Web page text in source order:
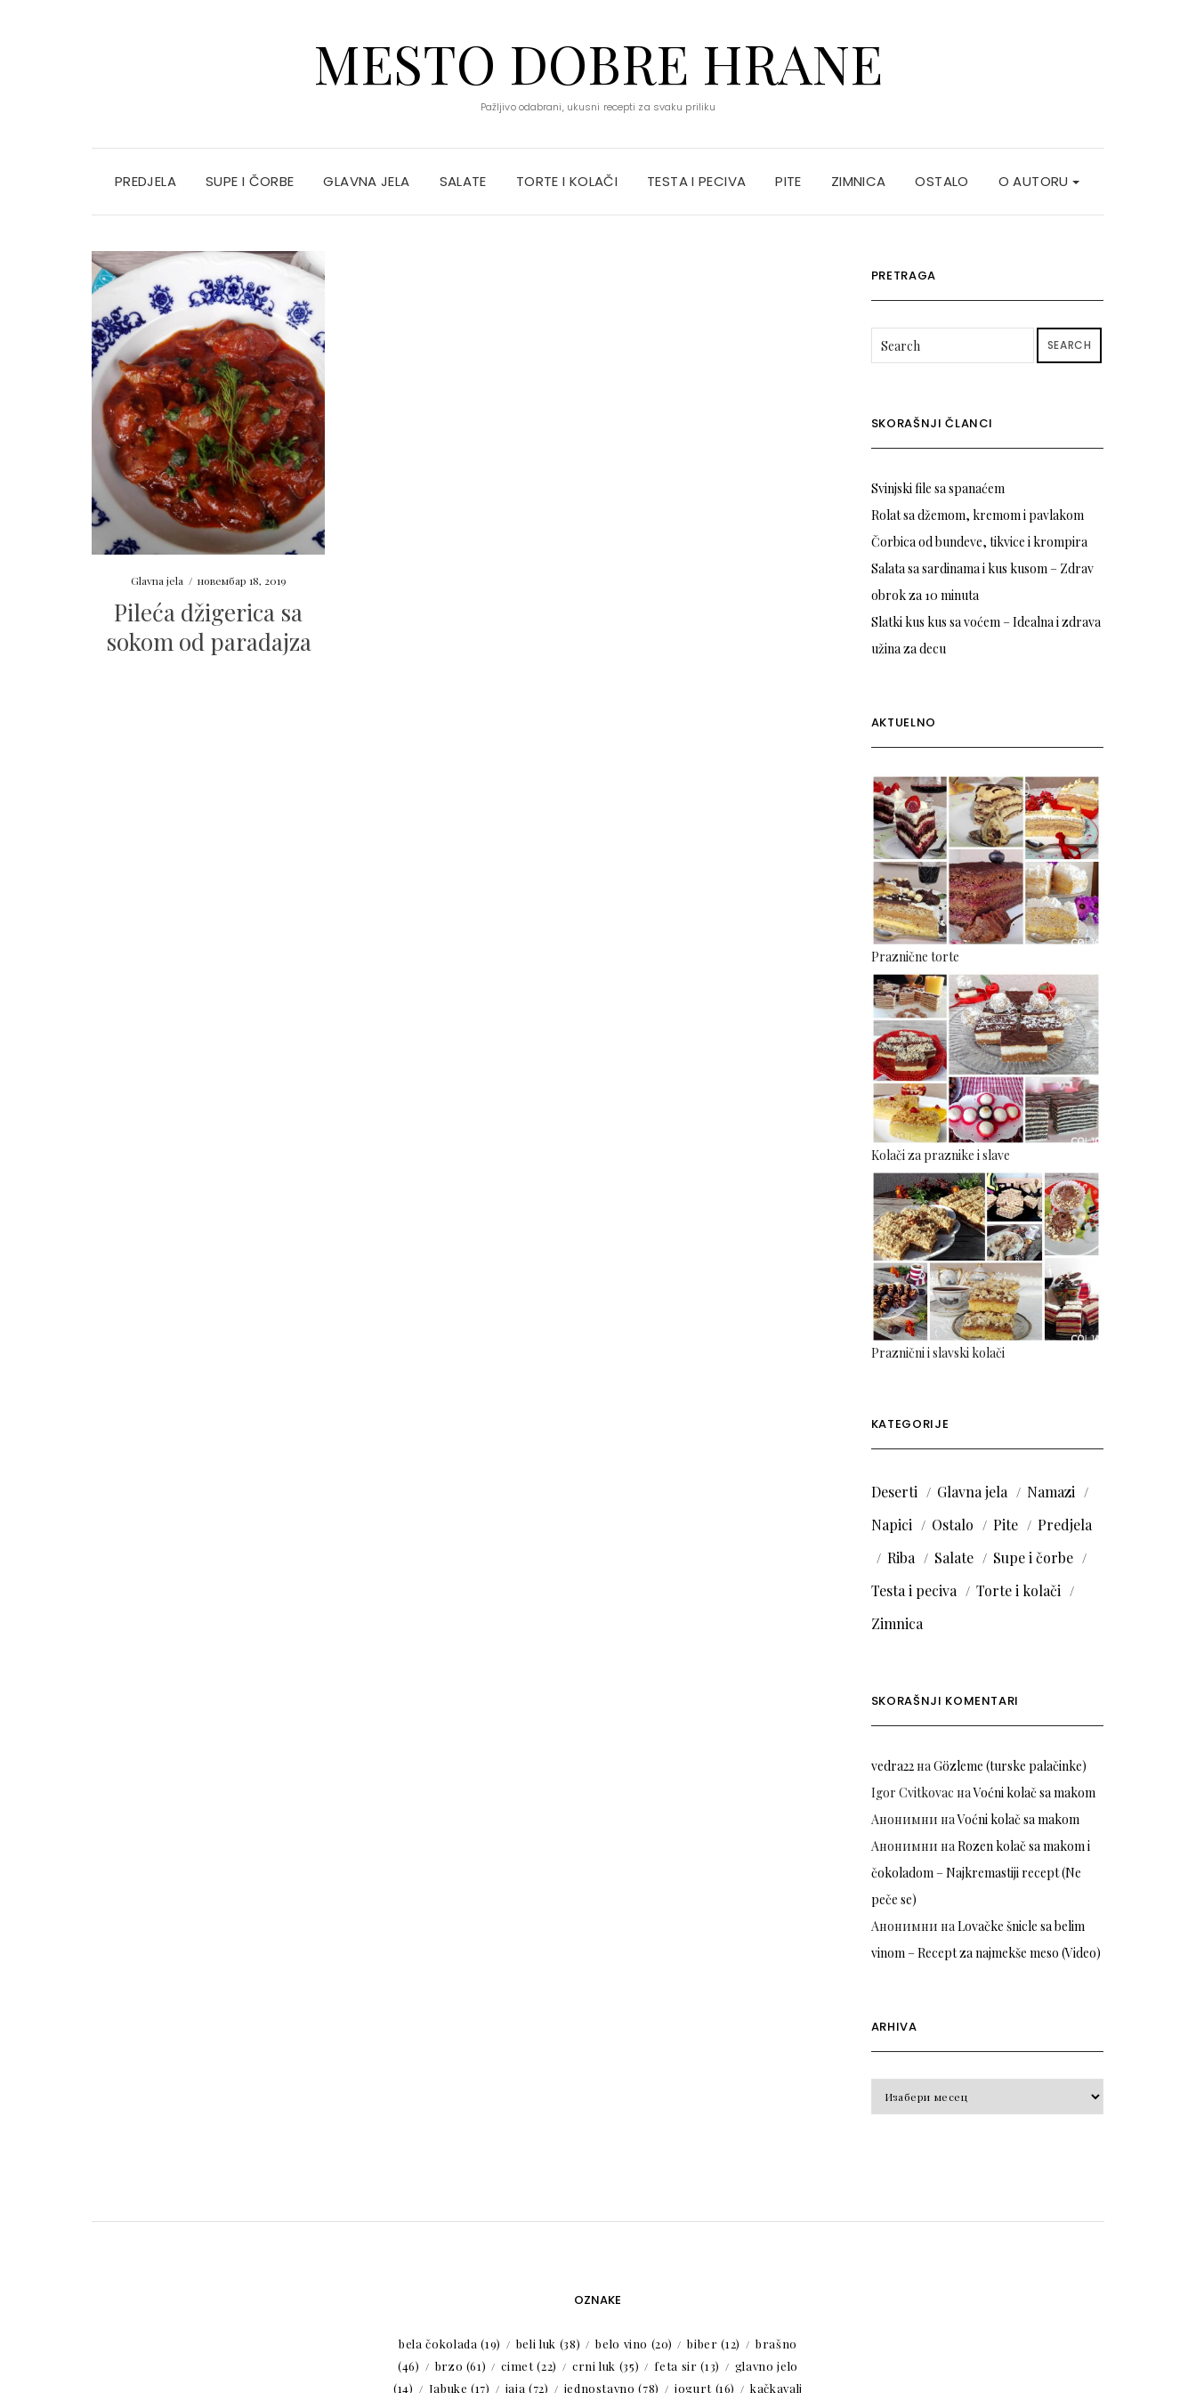
MESTO DOBRE HRANE
Pažljivo odabrani, ukusni recepti za svaku priliku
PREDJELA SUPE I ČORBE GLAVNA JELA SALATE TORTE I KOLAČI TESTA I PECIVA PITE ZIMNICA OSTALO O AUTORU
Glavna jela / новембар 18, 2019
Pileća džigerica sa
sokom od paradajza
PRETRAGA
SEARCH
SKORAŠNJI ČLANCI
Svinjski file sa spanaćem
Rolat sa džemom, kremom i pavlakom
Čorbica od bundeve, tikvice i krompira
Salata sa sardinama i kus kusom – Zdrav
obrok za 10 minuta
Slatki kus kus sa voćem – Idealna i zdrava
užina za decu
AKTUELNO
Praznične torte
Kolači za praznike i slave
Praznični i slavski kolači
KATEGORIJE
Deserti Glavna jela
Namazi
Napici
Ostalo Pite
Predjela
Riba
Salate
Supe i čorbe
Testa i peciva
Torte i kolači
Zimnica
SKORAŠNJI KOMENTARI
vedra22наGözleme (turske palačinke)
Igor Cvitkovac наVoćni kolač sa makom
Анонимни наVoćni kolač sa makom
Анонимни наRozen kolač sa makom i
čokoladom – Najkremastiji recept (Ne
peče se)
Анонимни наLovačke šnicle sa belim
vinom – Recept za najmekše meso (Video)
ARHIVA
OZNAKE
bela čokolada (19) beli luk (38) belo vino (20) biber (12)
brašno
(46)
brzo (61) cimet(22) crni luk (35) feta sir (13)
glavno jelo
(14)
Jabuke (17) jaja (72) jednostavno (78) jogurt(16) kačkavalj